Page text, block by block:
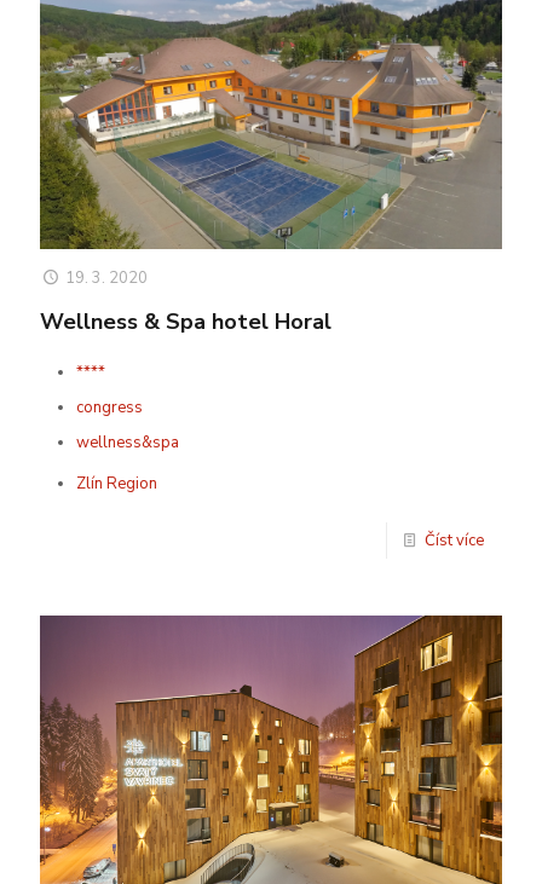
19. 3. 2020
Wellness & Spa hotel Horal
****
congress
wellness&spa
Zlín Region
Číst více